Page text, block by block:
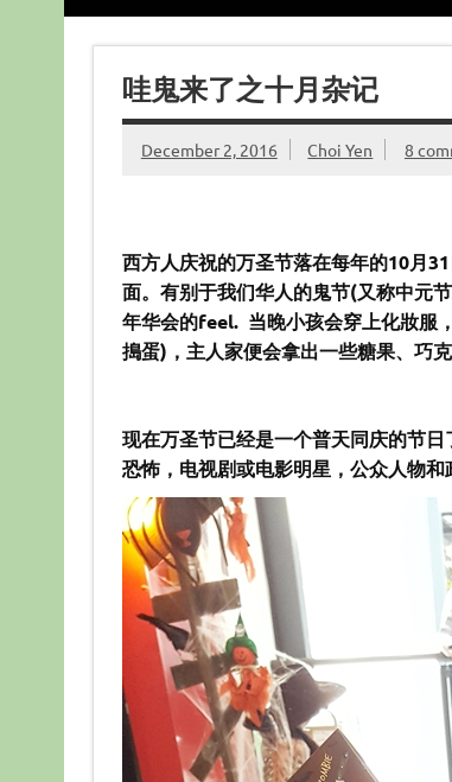
哇鬼来了之十月杂记
December 2, 2016 Choi Yen 8
西方人庆祝的万圣节落在每年的10月
面。有别于我们华人的鬼节(又称中元
年华会的feel. 当晚小孩会穿上化妝服
搗蛋)，主人家便会拿出一些糖果、巧克
现在万圣节已经是一个普天同庆的节
恐怖，电视剧或电影明星，公众人物和